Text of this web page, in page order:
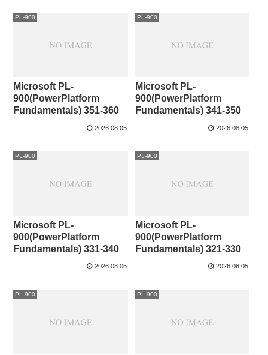
PL-900
Microsoft PL-
900(PowerPlatform
Fundamentals) 351-360
2026.08.05
PL-900
Microsoft PL-
900(PowerPlatform
Fundamentals) 341-350
2026.08.05
PL-900
Microsoft PL-
900(PowerPlatform
Fundamentals) 331-340
2026.08.05
PL-900
Microsoft PL-
900(PowerPlatform
Fundamentals) 321-330
2026.08.05
PL-900 PL-900